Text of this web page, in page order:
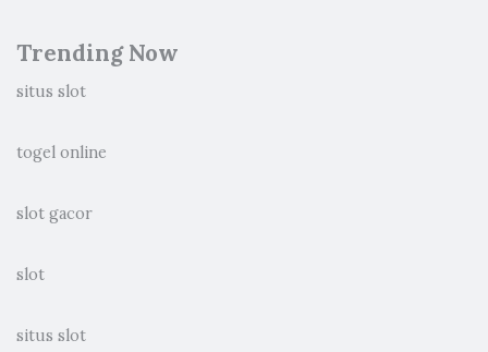
Trending Now
situs slot
togel online
slot gacor
slot
situs slot